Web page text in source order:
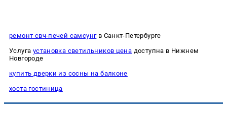
ремонт свч-печей самсунгв Санкт-Петербурге
Услуга установка светильников цена доступна в Нижнем
Новгороде
купить дверки из сосны на балконе
хоста гостиница